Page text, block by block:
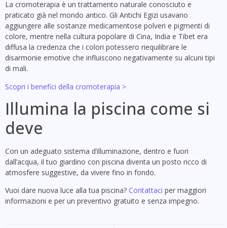
La cromoterapia è un trattamento naturale conosciuto e
praticato già nel mondo antico. Gli Antichi Egizi usavano
aggiungere alle sostanze medicamentose polveri e pigmenti di
colore, mentre nella cultura popolare di Cina, India e Tibet era
diffusa la credenza che i colori potessero riequilibrare le
disarmonie emotive che influiscono negativamente su alcuni tipi
di mali.
Scopri i benefici della cromoterapia >
Illumina la piscina come si
deve
Con un adeguato sistema d’illuminazione, dentro e fuori
dall’acqua, il tuo giardino con piscina diventa un posto ricco di
atmosfere suggestive, da vivere fino in fondo.
Vuoi dare nuova luce alla tua piscina? Contattaci per maggiori
informazioni e per un preventivo gratuito e senza impegno.